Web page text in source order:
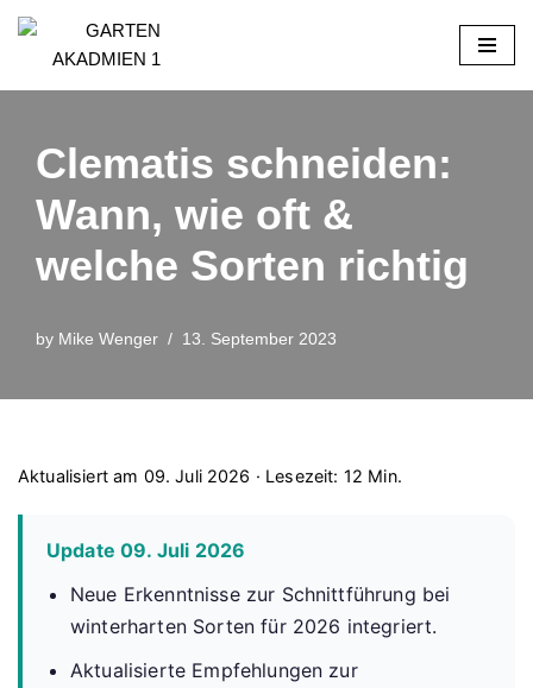
to
Clematis schneiden:
Wann, wie oft &
welche Sorten richtig
by Mike Wenger 13. September 2023
Aktualisiert am 09. Juli 2026 · Lesezeit: 12 Min.
Update 09. Juli 2026
Neue Erkenntnisse zur Schnittführung bei
winterharten Sorten für 2026 integriert.
Aktualisierte Empfehlungen zur